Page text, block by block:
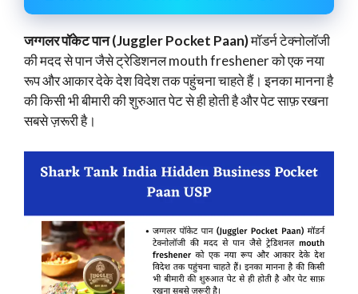
जग्गलर पॉकेट पान (Juggler Pocket Paan)मॉडर्न टेक्नोलॉजी
की मदद से पान जैसे ट्रेडिशनल mouth freshener को एक नया
रूप और आकार देके देश विदेश तक पहुंचना चाहते हैं। इनका मानना है
की किसी भी बीमारी की शुरुआत पेट से ही होती है और पेट साफ़ रखना
सबसे ज़रूरी है।